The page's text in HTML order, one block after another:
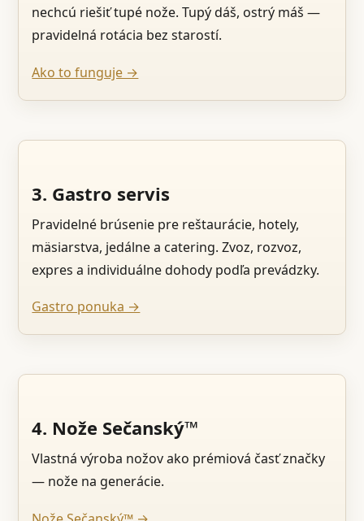
nechcú riešiť tupé nože. Tupý dáš, ostrý máš —
pravidelná rotácia bez starostí.
Ako to funguje →
3. Gastro servis
Pravidelné brúsenie pre reštaurácie, hotely,
mäsiarstva, jedálne a catering. Zvoz, rozvoz,
expres a individuálne dohody podľa prevádzky.
Gastro ponuka →
4. Nože Sečanský™
Vlastná výroba nožov ako prémiová časť značky
— nože na generácie.